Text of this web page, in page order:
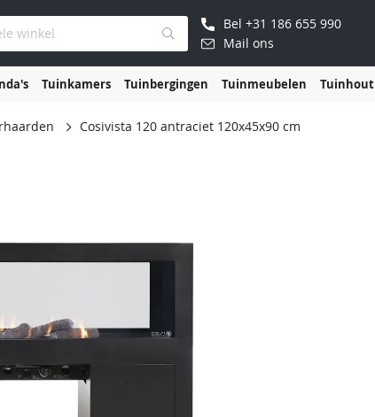
Bel +31 186 655 990
Mail ons
Tuinkamers Tuinbergingen Tuinmeubelen Tuinhout
Cosivista 120 antraciet 120x45x90 cm